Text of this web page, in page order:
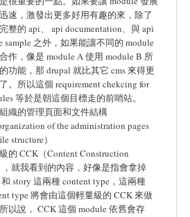
速，激發出更多好用有趣的來，除了
整的 api、 api documentation、與 api
sample 之外，如果能讓不同的 module
作，像是 module A 使用 module B 所
功能，那 drupal 就比其它 cms 來得更
。所以這個 requirement chekcing for
等於是朝這個目標走的前哨站。
織的管理頁面和文件結構
of the administration pages
structure）
的 CCK（Content Construction
就我看到的內容，好像是指會拿掉
和 story 這兩種 content type，這兩種
type 將會由這個輕量級的 CCK 來做
以說， CCK 這個 module 依舊會存